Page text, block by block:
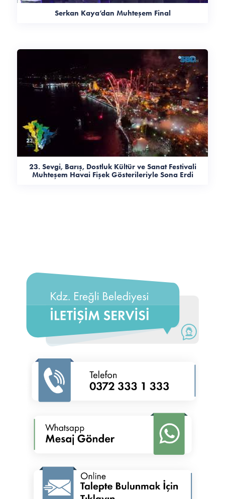
Serkan Kaya’dan Muhteşem Final
23. Sevgi, Barış, Dostluk Kültür ve Sanat Festivali
Muhteşem Havai Fişek Gösterileriyle Sona Erdi